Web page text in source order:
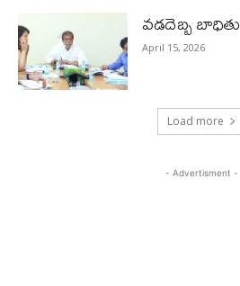
వడదెబ్బ
April 15, 2026
Load more
- Advertisment -